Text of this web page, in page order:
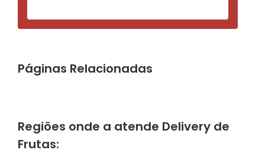
Páginas Relacionadas
Regiões onde a atende Delivery de
Frutas: